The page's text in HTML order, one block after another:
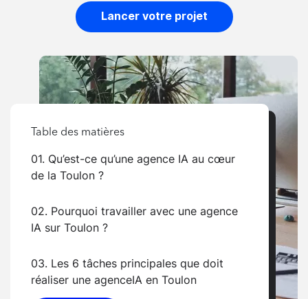
Lancer votre projet
Table des matières
01. Qu’est-ce qu’une agence IA au cœur
de la Toulon ?
02. Pourquoi travailler avec une agence
IA sur Toulon ?
03. Les 6 tâches principales que doit
réaliser une agenceIA en Toulon